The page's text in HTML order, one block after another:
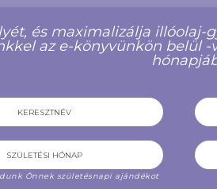
és maximalizálja
az e-könyvünkön belül
Önnek születésnapi ajándékot
2,250 Ft
BŐVEBBEN